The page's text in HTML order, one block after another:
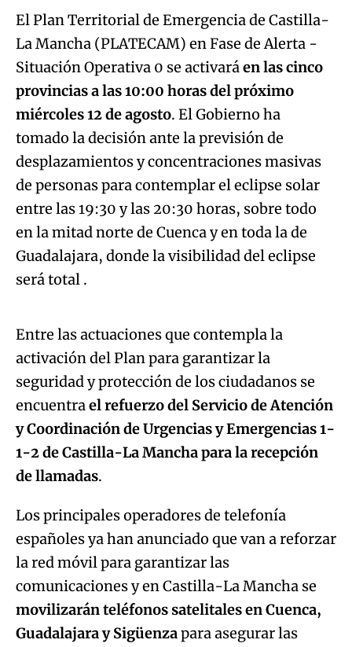
El PlanTerritorial de Emergencia de Castilla-
La Mancha (PLATECAM) en Fase de Alerta -
Situación Operativa 0 se activaráen las cinco
provincias a las 10:00 horas del próximo
miércoles 12 de agosto. El Gobierno ha
tomado la decisión ante la previsión de
desplazamientos y concentraciones masivas
de personas para contemplar el eclipse solar
entre las 19:30 y las 20:30 horas, sobre todo
en la mitad norte de Cuenca y en toda la de
Guadalajara, donde la visibilidad del eclipse
será total .
Try again
Entre las actuaciones que contempla la
activación del Plan para garantizar la
seguridad y protección de los ciudadanos se
encuentrael refuerzo del Servicio de Atención
y Coordinación de Urgencias y Emergencias 1-
1-2de Castilla-La Mancha para la recepción
de llamadas.
Los principales operadores de telefonía
españoles ya han anunciado que van a reforzar
la red móvil para garantizar las
comunicaciones y en Castilla-La Mancha se
movilizarán teléfonos satelitales en Cuenca,
Guadalajara y Sigüenzapara asegurar las